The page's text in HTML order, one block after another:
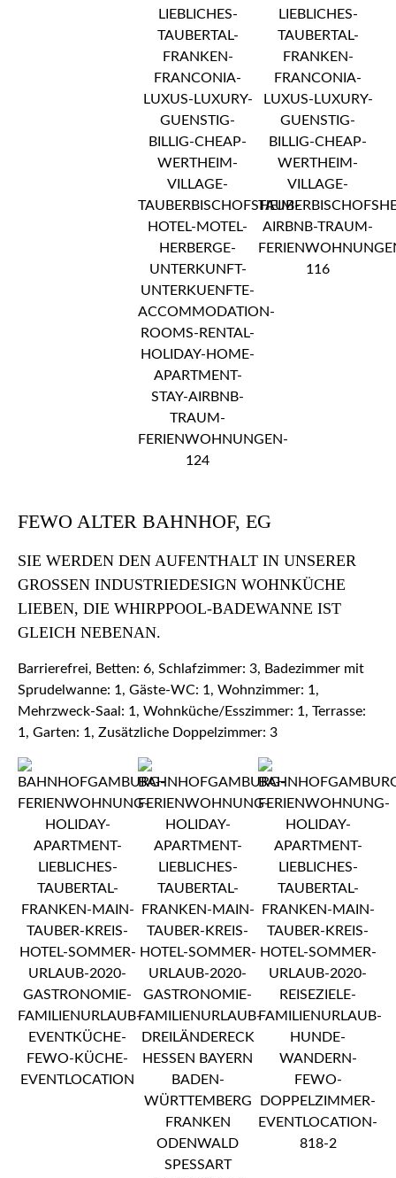
FEWO ALTER BAHNHOF, EG
SIE WERDEN DEN AUFENTHALT IN UNSERER
GROSSEN INDUSTRIEDESIGN WOHNKÜCHE L
IEBEN, DIE WHIRPPOOL-BADEWANNE IST G
LEICH NEBENAN.
Barrierefrei, Betten: 6, Schlafzimmer: 3, Badezimmer mit
Sprudelwanne: 1, Gäste-WC: 1, Wohnzimmer: 1,
Mehrzweck-Saal: 1, Wohnküche/Esszimmer: 1, Terrasse:
1, Garten: 1, Zusätzliche Doppelzimmer: 3